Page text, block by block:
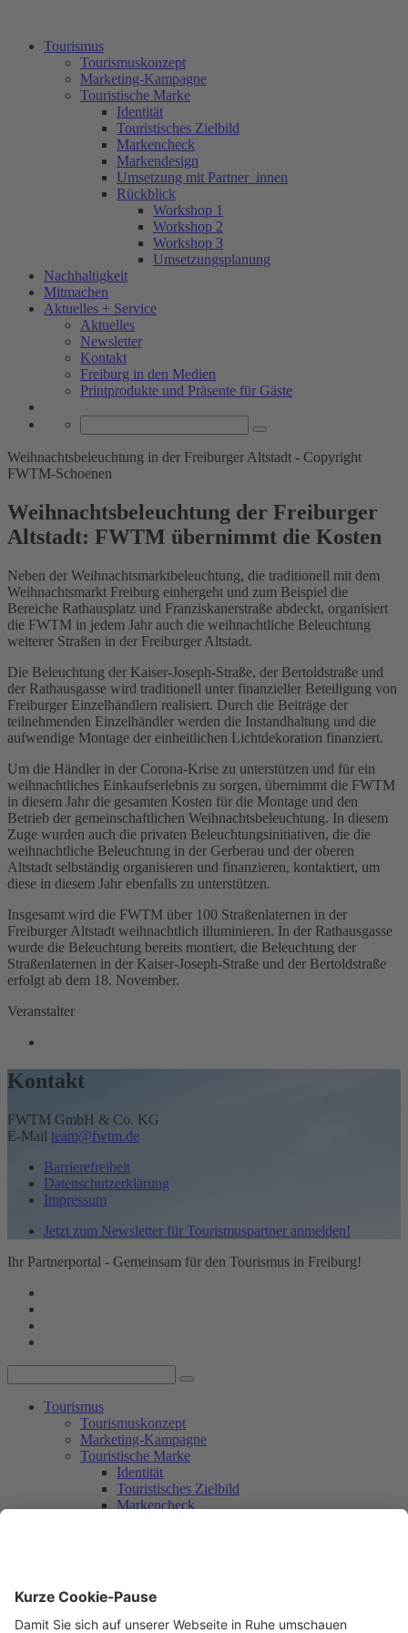
Tourismus
Tourismuskonzept
Marketing-Kampagne
Touristische Marke
Identität
Touristisches Zielbild
Markencheck
Markendesign
Umsetzung mit Partner_innen
Rückblick
Workshop 1
Workshop 2
Workshop 3
Umsetzungsplanung
Nachhaltigkeit
Mitmachen
Aktuelles + Service
Aktuelles
Newsletter
Kontakt
Freiburg in den Medien
Printprodukte und Präsente für Gäste
Weihnachtsbeleuchtung in der Freiburger Altstadt - Copyright
FWTM-Schoenen
Weihnachtsbeleuchtung der Freiburger
Altstadt: FWTM übernimmt die Kosten
Neben der Weihnachtsmarktbeleuchtung, die traditionell mit dem
Weihnachtsmarkt Freiburg einhergeht und zum Beispiel die
Bereiche Rathausplatz und Franziskanerstraße abdeckt, organisiert
die FWTM in jedem Jahr auch die weihnachtliche Beleuchtung
weiterer Straßen in der Freiburger Altstadt.
Die Beleuchtung der Kaiser-Joseph-Straße, der Bertoldstraße und
der Rathausgasse wird traditionell unter finanzieller Beteiligung von
Freiburger Einzelhändlern realisiert. Durch die Beiträge der
teilnehmenden Einzelhändler werden die Instandhaltung und die
aufwendige Montage der einheitlichen Lichtdekoration finanziert.
Um die Händler in der Corona-Krise zu unterstützen und für ein
weihnachtliches Einkaufserlebnis zu sorgen, übernimmt die FWTM
in diesem Jahr die gesamten Kosten für die Montage und den
Betrieb der gemeinschaftlichen Weihnachtsbeleuchtung. In diesem
Zuge wurden auch die privaten Beleuchtungsinitiativen, die die
weihnachtliche Beleuchtung in der Gerberau und der oberen
Altstadt selbständig organisieren und finanzieren, kontaktiert, um
diese in diesem Jahr ebenfalls zu unterstützen.
Insgesamt wird die FWTM über 100 Straßenlaternen in der
Freiburger Altstadt weihnachtlich illuminieren. In der Rathausgasse
wurde die Beleuchtung bereits montiert, die Beleuchtung der
Straßenlaternen in der Kaiser-Joseph-Straße und der Bertoldstraße
erfolgt ab dem 18. November.
Veranstalter
Kontakt
FWTM GmbH & Co. KG
E-Mail team@fwtm.de
Barrierefreiheit
Datenschutzerklärung
Impressum
Jetzt zum Newsletter für Tourismuspartner anmelden!
Ihr Partnerportal - Gemeinsam für den Tourismus in Freiburg!
Tourismus
Tourismuskonzept
Marketing-Kampagne
Touristische Marke
Identität
Touristisches Zielbild
Markencheck
Workshop 3
Umsetzungsplanung